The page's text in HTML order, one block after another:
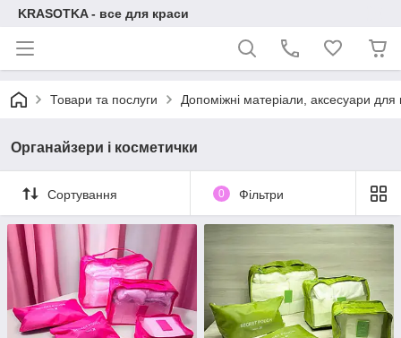
KRASOTKA - все для краси
Товари та послуги Допоміжні матеріали, аксесуари для
Органайзери і косметички
Сортування 0 Фільтри